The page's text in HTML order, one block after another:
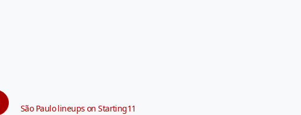
São Paulo lineups on Starting11